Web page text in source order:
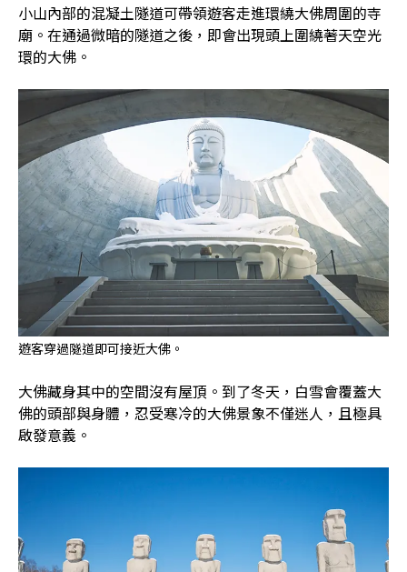
小山內部的混凝土隧道可帶領遊客走進環繞大佛周圍的寺
廟。在通過微暗的隧道之後，即會出現頭上圍繞著天空光
環的大佛。
遊客穿過隧道即可接近大佛。
大佛藏身其中的空間沒有屋頂。到了冬天，白雪會覆蓋大
佛的頭部與身體，忍受寒冷的大佛景象不僅迷人，且極具
啟發意義。